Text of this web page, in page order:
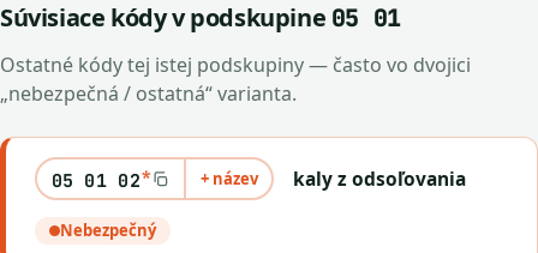
Súvisiace kódy v podskupine 05 01
Ostatné kódy tej istej podskupiny — často vo dvojici
„nebezpečná / ostatná“ varianta.
05 01 02* + název kaly z odsoľovania
Nebezpečný